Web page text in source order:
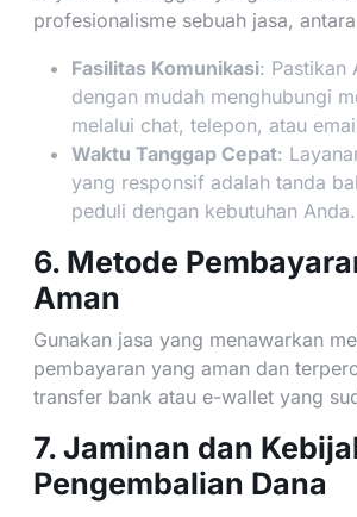
profesionalisme sebuah jasa,
Fasilitas Komunikasi: Pastikan
dengan mudah menghubungi
melalui chat, telepon, atau
Waktu Tanggap Cepat:
yang responsif adalah tanda
peduli dengan kebutuhan Anda.
6. Metode
Aman
Gunakan jasa yang menawarkan
pembayaran yang aman dan
transfer bank atau e-wallet yang
7. Jaminan dan
Pengembalian Dana